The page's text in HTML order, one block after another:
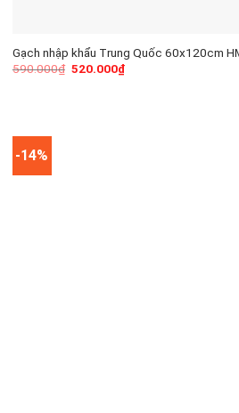
Gạch nhập khẩu Trung Quốc 60x120cm
590.000₫ 520.000₫
-14%